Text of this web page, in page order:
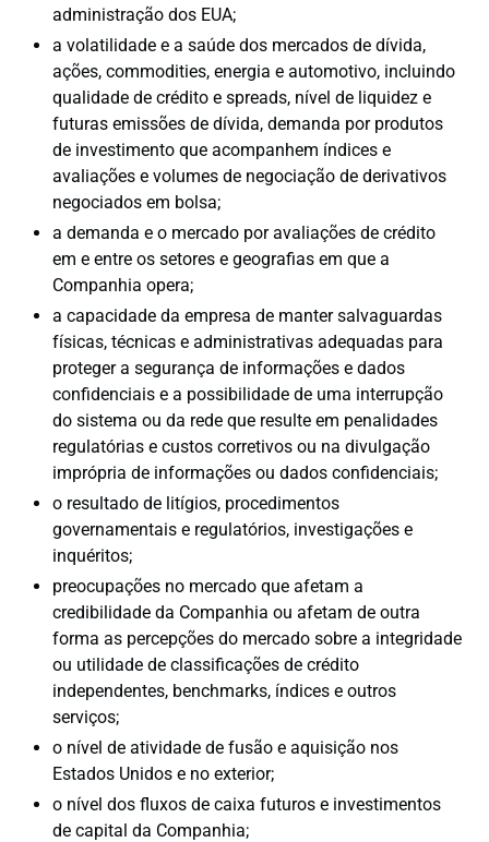
administração dos EUA;
a volatilidade e a saúde dos mercados de dívida,
ações, commodities, energia e automotivo, incluindo
qualidade de crédito e spreads, nível de liquidez e
futuras emissões de dívida, demanda por produtos
de investimento que acompanhem índices e
avaliações e volumes de negociação de derivativos
negociados em bolsa;
a demanda e o mercado por avaliações de crédito
em e entre os setores e geografias em que a
Companhia opera;
a capacidade da empresa de manter salvaguardas
físicas, técnicas e administrativas adequadas para
proteger a segurança de informações e dados
confidenciais e a possibilidade de uma interrupção
do sistema ou da rede que resulte em penalidades
regulatórias e custos corretivos ou na divulgação
imprópria de informações ou dados confidenciais;
o resultado de litígios, procedimentos
governamentais e regulatórios, investigações e
inquéritos;
preocupações no mercado que afetam a
credibilidade da Companhia ou afetam de outra
forma as percepções do mercado sobre a integridade
ou utilidade de classificações de crédito
independentes, benchmarks, índices e outros
serviços;
o nível de atividade de fusão e aquisição nos
Estados Unidos e no exterior;
o nível dos fluxos de caixa futuros e investimentos
de capital da Companhia;